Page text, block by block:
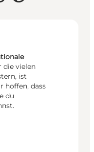
die vielen
ist
hoffen, dass
du